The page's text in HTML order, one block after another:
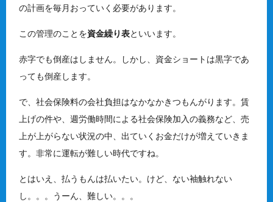
の計画を毎月おっていく必要があります。
この管理のことを資金繰り表といいます。
赤字でも倒産はしません。しかし、資金ショートは黒字であ
っても倒産します。
で、社会保険料の会社負担はなかなかきつもんがります。賃
上げの件や、週労働時間による社会保険加入の義務など、売
上が上がらない状況の中、出ていくお金だけが増えていきま
す。非常に運転が難しい時代ですね。
とはいえ、払うもんは払いたい。けど、ない袖触れない
し。。。うーん、難しい。。。